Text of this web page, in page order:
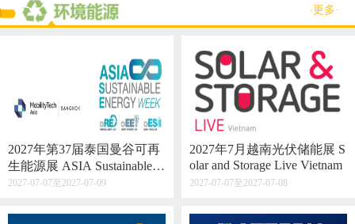
·更多·
2027年第37届泰国曼谷可再
生能源展 ASIA Sustainable E
nergy Week
2027-07-07至2027-07-09
2027年7月越南光伏储能展 S
olar and Storage Live Vietnam
2027-07-07至2027-07-08